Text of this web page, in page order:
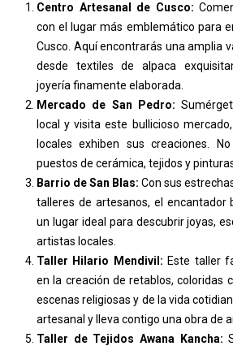
Centro Artesanal de Cusco:
con el lugar más emblemático para
Cusco. Aquí encontrarás una amplia
desde textiles de alpaca
joyería finamente elaborada.
Mercado de San Pedro:
local y visita este bullicioso
locales exhiben sus creaciones.
puestos de cerámica, tejidos y
Barrio de San Blas: Con sus
talleres de artesanos, el encantador
un lugar ideal para descubrir joyas,
artistas locales.
Taller Hilario Mendivil: Este taller
en la creación de retablos, coloridas
escenas religiosas y de la vida
artesanal y lleva contigo una obra de
Taller de Tejidos Awana Kancha: